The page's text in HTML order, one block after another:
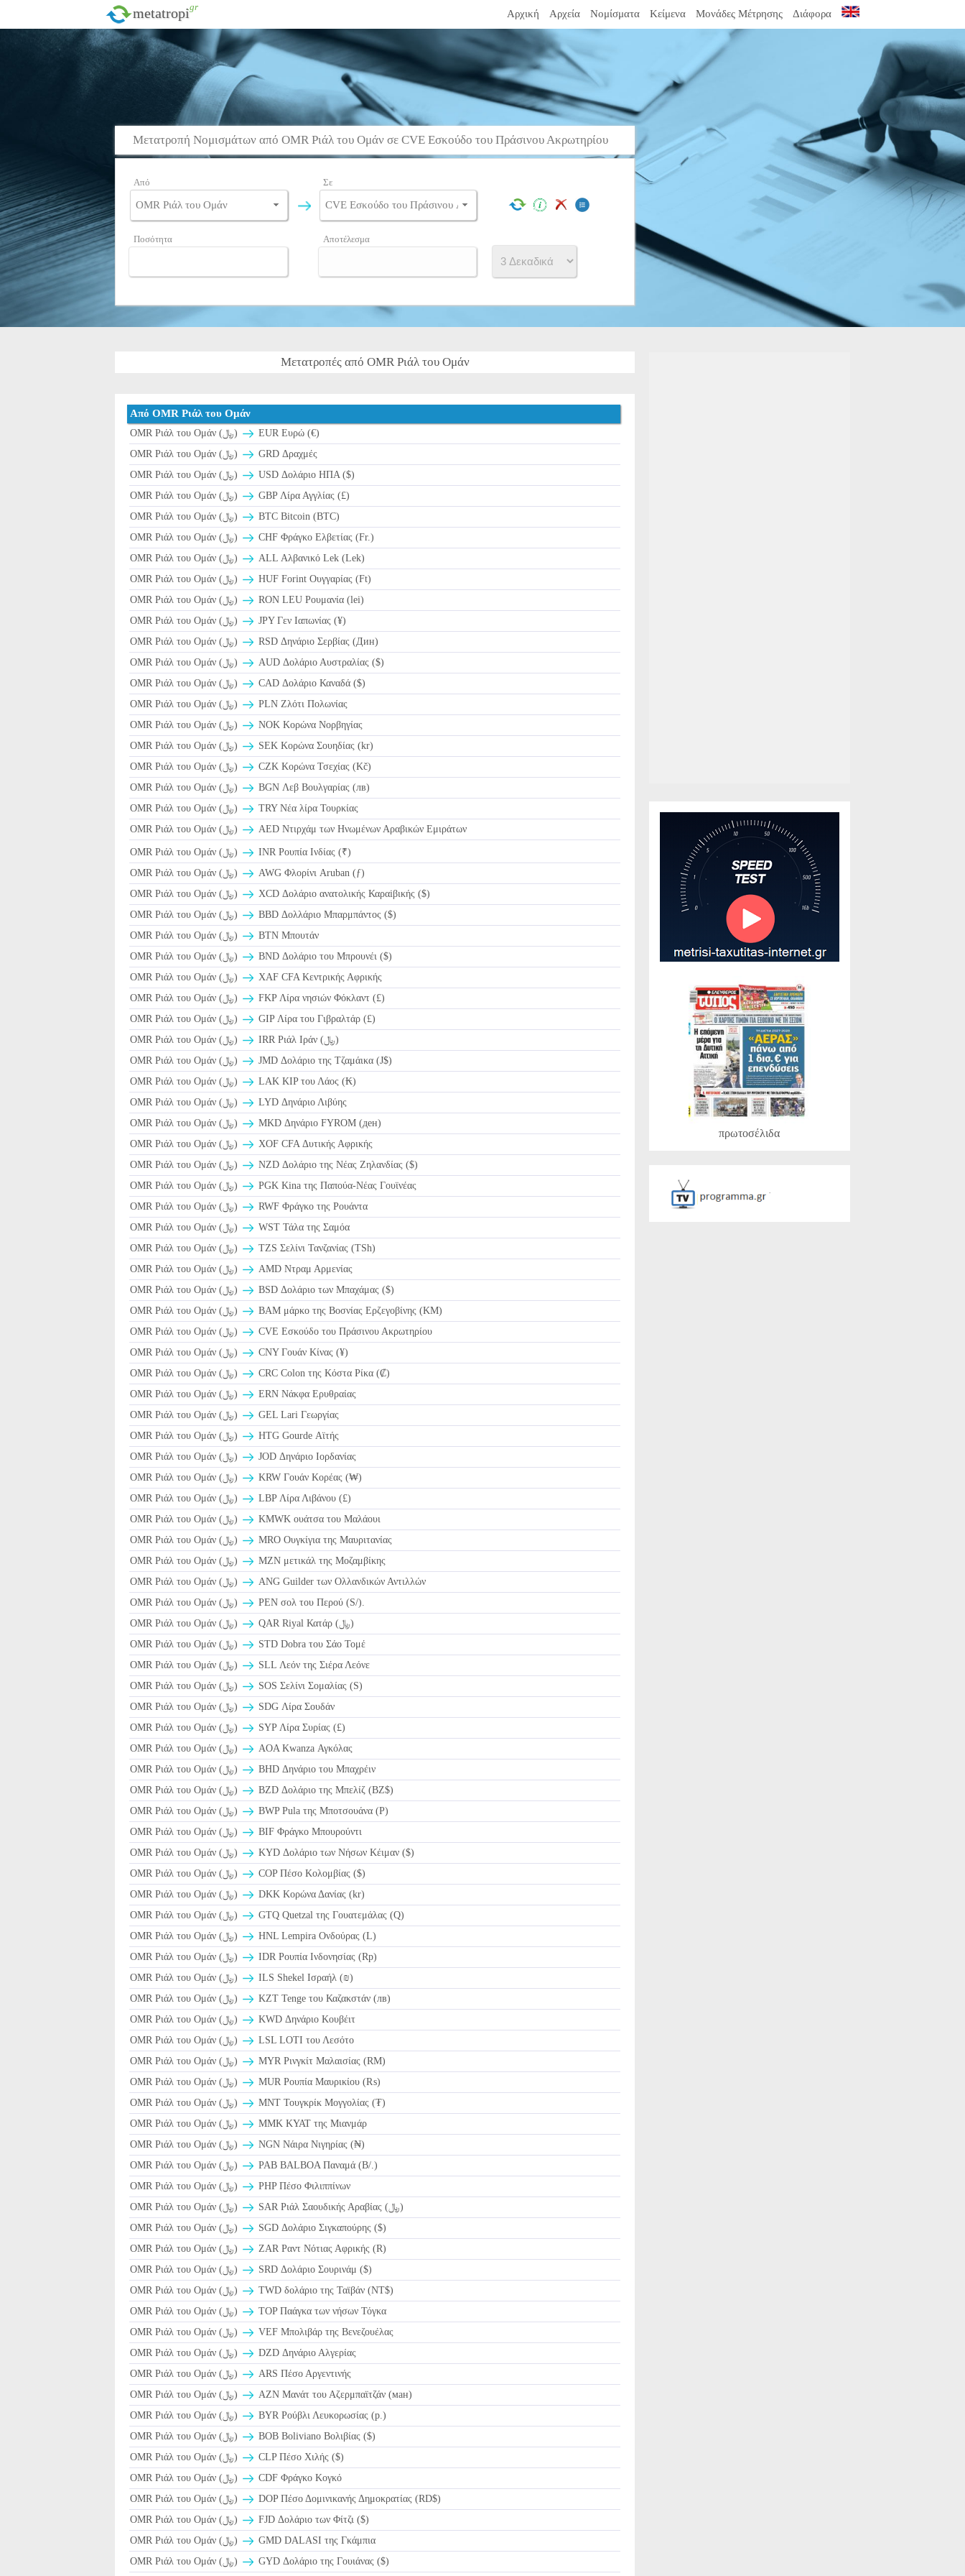
metatropi.gr
Αρχική Αρχεία Νομίσματα Κείμενα Μονάδες Μέτρησης Διάφορα
Μετατροπή Νομισμάτων από OMR Ριάλ του Ομάν σε CVE Εσκούδο του Πράσινου Ακρωτηρίου
Από Σε
Ποσότητα Αποτέλεσμα
Μετατροπές από OMR Ριάλ του Ομάν
Από OMR Ριάλ του Ομάν
OMR Ριάλ του Ομάν (﷼)
EUR Ευρώ (€)
OMR Ριάλ του Ομάν (﷼)
GRD Δραχμές
OMR Ριάλ του Ομάν (﷼)
USD Δολάριο ΗΠΑ ($)
OMR Ριάλ του Ομάν (﷼)
GBP Λίρα Αγγλίας (£)
OMR Ριάλ του Ομάν (﷼)
BTC Bitcoin (BTC)
OMR Ριάλ του Ομάν (﷼)
CHF Φράγκο Ελβετίας (Fr.)
OMR Ριάλ του Ομάν (﷼)
ALL Αλβανικό Lek (Lek)
OMR Ριάλ του Ομάν (﷼)
HUF Forint Ουγγαρίας (Ft)
OMR Ριάλ του Ομάν (﷼)
RON LEU Ρουμανία (lei)
OMR Ριάλ του Ομάν (﷼)
JPY Γεν Ιαπωνίας (¥)
OMR Ριάλ του Ομάν (﷼)
RSD Δηνάριο Σερβίας (Дин)
OMR Ριάλ του Ομάν (﷼)
AUD Δολάριο Αυστραλίας ($)
OMR Ριάλ του Ομάν (﷼)
CAD Δολάριο Καναδά ($)
OMR Ριάλ του Ομάν (﷼)
PLN Ζλότι Πολωνίας
OMR Ριάλ του Ομάν (﷼)
NOK Κορώνα Νορβηγίας
OMR Ριάλ του Ομάν (﷼)
SEK Κορώνα Σουηδίας (kr)
OMR Ριάλ του Ομάν (﷼)
CZK Κορώνα Τσεχίας (Kč)
OMR Ριάλ του Ομάν (﷼)
BGN Λεβ Βουλγαρίας (лв)
OMR Ριάλ του Ομάν (﷼)
TRY Νέα λίρα Τουρκίας
OMR Ριάλ του Ομάν (﷼)
AED Ντιρχάμ των Ηνωμένων Αραβικών Εμιράτων
OMR Ριάλ του Ομάν (﷼)
INR Ρουπία Ινδίας (₹)
OMR Ριάλ του Ομάν (﷼)
AWG Φλορίνι Aruban (ƒ)
OMR Ριάλ του Ομάν (﷼)
XCD Δολάριο ανατολικής Καραiβικής ($)
OMR Ριάλ του Ομάν (﷼)
BBD Δολλάριο Μπαρμπάντος ($)
OMR Ριάλ του Ομάν (﷼)
BTN Μπουτάν
OMR Ριάλ του Ομάν (﷼)
BND Δολάριο του Μπρουνέι ($)
OMR Ριάλ του Ομάν (﷼)
XAF CFA Κεντρικής Αφρικής
OMR Ριάλ του Ομάν (﷼)
FKP Λίρα νησιών Φόκλαντ (£)
OMR Ριάλ του Ομάν (﷼)
GIP Λίρα του Γιβραλτάρ (£)
OMR Ριάλ του Ομάν (﷼)
IRR Ριάλ Ιράν (﷼)
OMR Ριάλ του Ομάν (﷼)
JMD Δολάριο της Τζαμάικα (J$)
OMR Ριάλ του Ομάν (﷼)
LAK KIP του Λάος (₭)
OMR Ριάλ του Ομάν (﷼)
LYD Δηνάριο Λιβύης
OMR Ριάλ του Ομάν (﷼)
MKD Δηνάριο FYROM (ден)
OMR Ριάλ του Ομάν (﷼)
XOF CFA Δυτικής Αφρικής
OMR Ριάλ του Ομάν (﷼)
NZD Δολάριο της Νέας Ζηλανδίας ($)
OMR Ριάλ του Ομάν (﷼)
PGK Kina της Παπούα-Νέας Γουϊνέας
OMR Ριάλ του Ομάν (﷼)
RWF Φράγκο της Ρουάντα
OMR Ριάλ του Ομάν (﷼)
WST Τάλα της Σαμόα
OMR Ριάλ του Ομάν (﷼)
TZS Σελίνι Τανζανίας (TSh)
OMR Ριάλ του Ομάν (﷼)
AMD Ντραμ Αρμενίας
OMR Ριάλ του Ομάν (﷼)
BSD Δολάριο των Μπαχάμας ($)
OMR Ριάλ του Ομάν (﷼)
BAM μάρκο της Βοσνίας Ερζεγοβίνης (KM)
OMR Ριάλ του Ομάν (﷼)
CVE Εσκούδο του Πράσινου Ακρωτηρίου
OMR Ριάλ του Ομάν (﷼)
CNY Γουάν Κίνας (¥)
OMR Ριάλ του Ομάν (﷼)
CRC Colon της Κόστα Ρίκα (₡)
OMR Ριάλ του Ομάν (﷼)
ERN Νάκφα Ερυθραίας
OMR Ριάλ του Ομάν (﷼)
GEL Lari Γεωργίας
OMR Ριάλ του Ομάν (﷼)
HTG Gourde Αϊτής
OMR Ριάλ του Ομάν (﷼)
JOD Δηνάριο Ιορδανίας
OMR Ριάλ του Ομάν (﷼)
KRW Γουάν Κορέας (₩)
OMR Ριάλ του Ομάν (﷼)
LBP Λίρα Λιβάνου (£)
OMR Ριάλ του Ομάν (﷼)
ΚMWK ουάτσα του Μαλάουι
OMR Ριάλ του Ομάν (﷼)
MRO Ουγκίγια της Μαυριτανίας
OMR Ριάλ του Ομάν (﷼)
MZN μετικάλ της Μοζαμβίκης
OMR Ριάλ του Ομάν (﷼)
ANG Guilder των Ολλανδικών Αντιλλών
OMR Ριάλ του Ομάν (﷼)
PEN σολ του Περού (S/).
OMR Ριάλ του Ομάν (﷼)
QAR Riyal Κατάρ (﷼)
OMR Ριάλ του Ομάν (﷼)
STD Dobra του Σάο Τομέ
OMR Ριάλ του Ομάν (﷼)
SLL Λεόν της Σιέρα Λεόνε
OMR Ριάλ του Ομάν (﷼)
SOS Σελίνι Σομαλίας (S)
OMR Ριάλ του Ομάν (﷼)
SDG Λίρα Σουδάν
OMR Ριάλ του Ομάν (﷼)
SYP Λίρα Συρίας (£)
OMR Ριάλ του Ομάν (﷼)
AOA Kwanza Αγκόλας
OMR Ριάλ του Ομάν (﷼)
BHD Δηνάριο του Μπαχρέιν
OMR Ριάλ του Ομάν (﷼)
BZD Δολάριο της Μπελίζ (BZ$)
OMR Ριάλ του Ομάν (﷼)
BWP Pula της Μποτσουάνα (P)
OMR Ριάλ του Ομάν (﷼)
BIF Φράγκο Μπουρούντι
OMR Ριάλ του Ομάν (﷼)
KYD Δολάριο των Νήσων Κέιμαν ($)
OMR Ριάλ του Ομάν (﷼)
COP Πέσο Κολομβίας ($)
OMR Ριάλ του Ομάν (﷼)
DKK Κορώνα Δανίας (kr)
OMR Ριάλ του Ομάν (﷼)
GTQ Quetzal της Γουατεμάλας (Q)
OMR Ριάλ του Ομάν (﷼)
HNL Lempira Ονδούρας (L)
OMR Ριάλ του Ομάν (﷼)
IDR Ρουπία Ινδονησίας (Rp)
OMR Ριάλ του Ομάν (﷼)
ILS Shekel Ισραήλ (₪)
OMR Ριάλ του Ομάν (﷼)
KZT Tenge του Καζακστάν (лв)
OMR Ριάλ του Ομάν (﷼)
KWD Δηνάριο Κουβέιτ
OMR Ριάλ του Ομάν (﷼)
LSL LOTI του Λεσότο
OMR Ριάλ του Ομάν (﷼)
MYR Ρινγκίτ Μαλαισίας (RM)
OMR Ριάλ του Ομάν (﷼)
MUR Ρουπία Μαυρικίου (₨)
OMR Ριάλ του Ομάν (﷼)
MNT Τουγκρίκ Μογγολίας (₮)
OMR Ριάλ του Ομάν (﷼)
MMK KYAT της Μιανμάρ
OMR Ριάλ του Ομάν (﷼)
NGN Νάιρα Νιγηρίας (₦)
OMR Ριάλ του Ομάν (﷼)
PAB BALBOA Παναμά (B/.)
OMR Ριάλ του Ομάν (﷼)
PHP Πέσο Φιλιππίνων
OMR Ριάλ του Ομάν (﷼)
SAR Ριάλ Σαουδικής Αραβίας (﷼)
OMR Ριάλ του Ομάν (﷼)
SGD Δολάριο Σιγκαπούρης ($)
OMR Ριάλ του Ομάν (﷼)
ZAR Ραντ Νότιας Αφρικής (R)
OMR Ριάλ του Ομάν (﷼)
SRD Δολάριο Σουρινάμ ($)
OMR Ριάλ του Ομάν (﷼)
TWD δολάριο της Ταϊβάν (NT$)
OMR Ριάλ του Ομάν (﷼)
TOP Παάγκα των νήσων Τόγκα
OMR Ριάλ του Ομάν (﷼)
VEF Μπολιβάρ της Βενεζουέλας
OMR Ριάλ του Ομάν (﷼)
DZD Δηνάριο Αλγερίας
OMR Ριάλ του Ομάν (﷼)
ARS Πέσο Αργεντινής
OMR Ριάλ του Ομάν (﷼)
AZN Μανάτ του Αζερμπαϊτζάν (ман)
OMR Ριάλ του Ομάν (﷼)
BYR Ρούβλι Λευκορωσίας (p.)
OMR Ριάλ του Ομάν (﷼)
BOB Boliviano Βολιβίας ($)
OMR Ριάλ του Ομάν (﷼)
CLP Πέσο Χιλής ($)
OMR Ριάλ του Ομάν (﷼)
CDF Φράγκο Κογκό
OMR Ριάλ του Ομάν (﷼)
DOP Πέσο Δομινικανής Δημοκρατίας (RD$)
OMR Ριάλ του Ομάν (﷼)
FJD Δολάριο των Φίτζι ($)
OMR Ριάλ του Ομάν (﷼)
GMD DALASI της Γκάμπια
OMR Ριάλ του Ομάν (﷼)
GYD Δολάριο της Γουιάνας ($)
πρωτοσέλιδα